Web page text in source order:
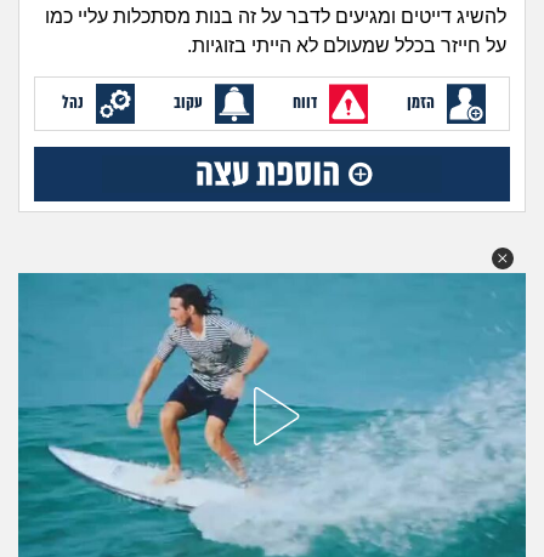
עבודה וקריירה
חברים ואנשים
בית, שכנים ושותפים
שומרים על הגוף
פיננסי וכלכלה
בין הסדינים
חיות מחמד
יוקר המחיה
להשיג דייטים ומגיעים לדבר על זה בנות מסתכלות עליי כמו
על חייזר בכלל שמעולם לא הייתי בזוגיות.
הזמן דווח עקוב נהל